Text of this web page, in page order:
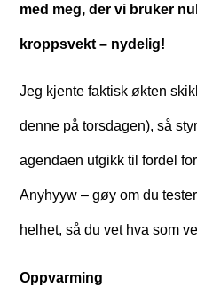
med meg, der vi bruker
kroppsvekt – nydelig!
Jeg kjente faktisk økten
denne på torsdagen), så
agendaen utgikk til fordel
Anyhyyw – gøy om du
helhet, så du vet hva som
Oppvarming